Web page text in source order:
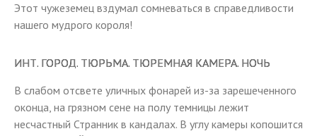
Этот чужеземец вздумал сомневаться в справедливости
нашего мудрого короля!
ИНТ. ГОРОД. ТЮРЬМА. ТЮРЕМНАЯ КАМЕРА. НОЧЬ
В слабом отсвете уличных фонарей из-за зарешеченного
оконца, на грязном сене на полу темницы лежит
несчастный Странник в кандалах. В углу камеры копошится